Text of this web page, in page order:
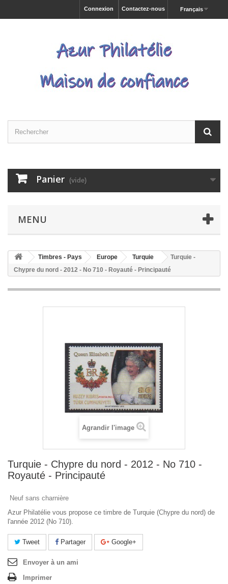
Français
Contactez-nous
Connexion
Panier (vide)
MENU
Timbres - Pays Europe Turquie
Turquie -
Chypre du nord - 2012 - No 710 - Royauté - Principauté
Agrandir l'image
Turquie - Chypre du nord - 2012 - No 710 -
Royauté - Principauté
Neuf sans charnière
Azur Philatélie vous propose ce timbre de Turquie (Chypre du nord) de
l'année 2012 (No 710).
Tweet Partager Google+
Envoyer à un ami
Imprimer